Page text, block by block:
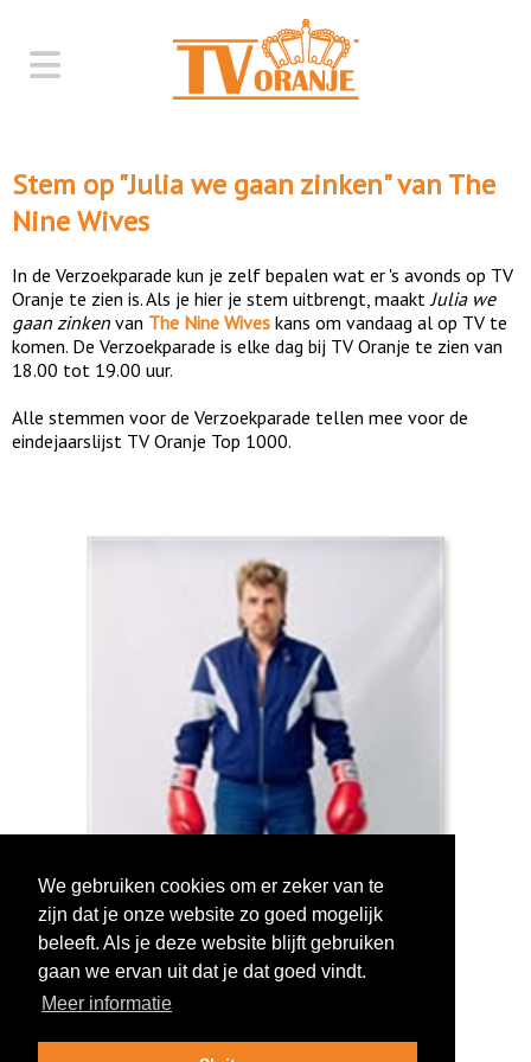
Stem op "Julia we gaan zinken" van The
Nine Wives
In de Verzoekparade kun je zelf bepalen wat er 's avonds op TV
Oranje te zien is. Als je hier je stem uitbrengt, maakt Julia we
gaan zinken van The Nine Wives kans om vandaag al op TV te
komen. De Verzoekparade is elke dag bij TV Oranje te zien van
18.00 tot 19.00 uur.
Alle stemmen voor de Verzoekparade tellen mee voor de
eindejaarslijst TV Oranje Top 1000.
Log in om te stemmen!
We gebruiken cookies om er zeker van te
zijn dat je onze website zo goed mogelijk
beleeft. Als je deze website blijft gebruiken
gaan we ervan uit dat je dat goed vindt.
Meer informatie